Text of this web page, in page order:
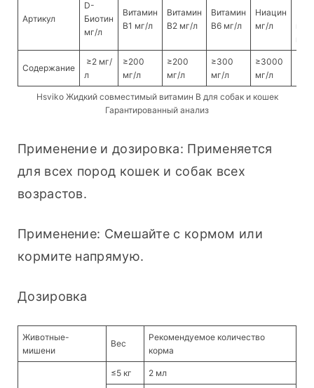
Артикул
D-
Биотин
мг/л
Витамин
B1 мг/л
Витамин
B2 мг/л
Витамин
B6 мг/л
Ниацин
мг/л
Содержание
≥2 мг/
л
≥200
мг/л
≥200
мг/л
≥300
мг/л
≥3000
мг/л
Hsviko Жидкий совместимый витамин B для собак и кошек
Гарантированный анализ
Применение и дозировка: Применяется
для всех пород кошек и собак всех
возрастов.
Применение: Смешайте с кормом или
кормите напрямую.
Дозировка
Животные-
мишени
Вес
Рекомендуемое количество
корма
≤5 кг 2 мл